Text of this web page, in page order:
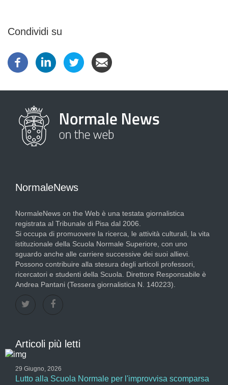
Condividi su
NormaleNews
NormaleNews on the Web è una testata giornalistica
registrata al Tribunale di Pisa dal 2006.
Si occupa di promuovere la ricerca, le attività culturali, la vita
istituzionale della Scuola Normale Superiore, con uno
sguardo anche alle carriere successive dei suoi allievi.
Possono contribuire alla stesura degli articoli professori,
ricercatori e studenti della Scuola. Direttore Responsabile è
Andrea Pantani (Tessera giornalistica N. 140223).
Articoli più letti
29 Giugno, 2026
Lutto alla Scuola Normale per l'improvvisa scomparsa